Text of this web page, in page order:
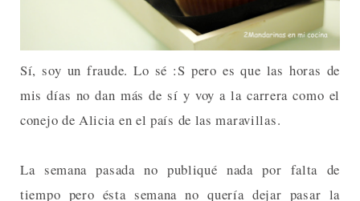
Sí, soy un fraude. Lo sé :S pero es que las horas de
mis días no dan más de sí y voy a la carrera como el
conejo de Alicia en el país de las maravillas.
La semana pasada no publiqué nada por falta de
tiempo pero ésta semana no quería dejar pasar la